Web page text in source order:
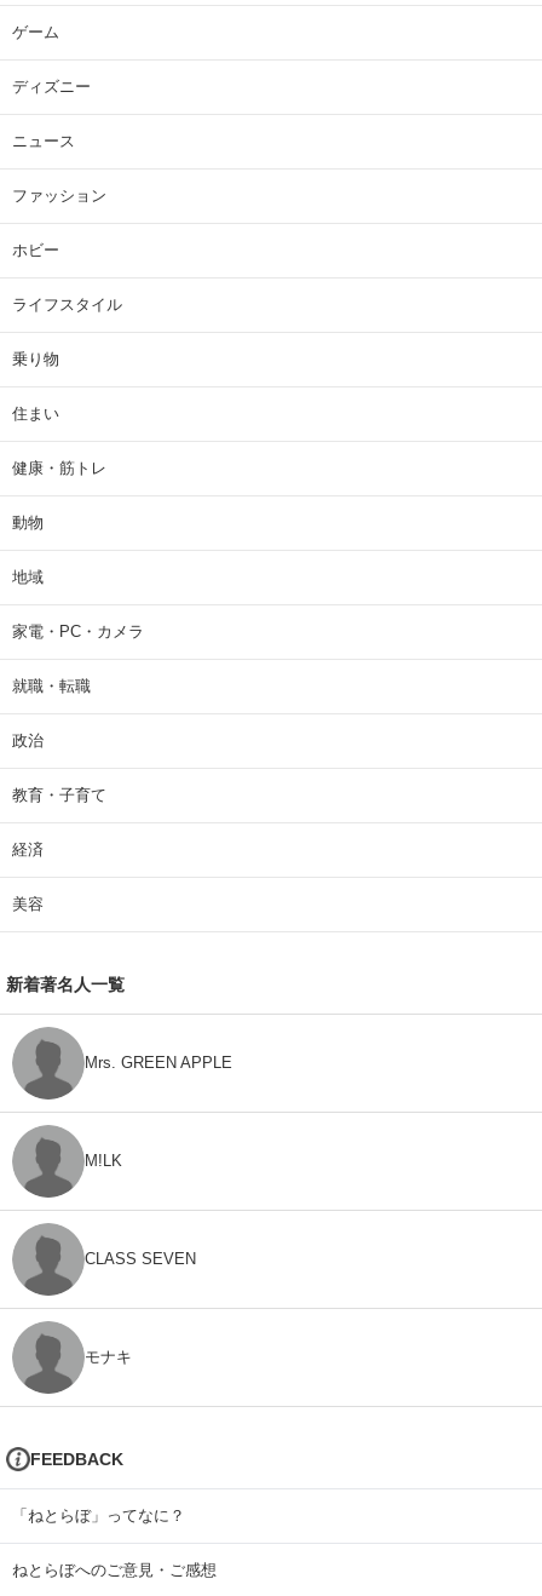
ゲーム
ディズニー
ニュース
ファッション
ホビー
ライフスタイル
乗り物
住まい
健康・筋トレ
動物
地域
家電・PC・カメラ
就職・転職
政治
教育・子育て
経済
美容
新着著名人一覧
Mrs. GREEN APPLE
M!LK
CLASS SEVEN
モナキ
FEEDBACK
「ねとらぼ」ってなに？
ねとらぼへのご意見・ご感想